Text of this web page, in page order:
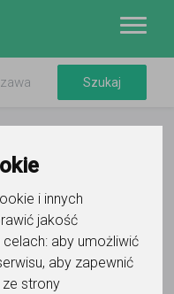
i innych
jakość
celach: aby umożliwić
, aby zapewnić
strony